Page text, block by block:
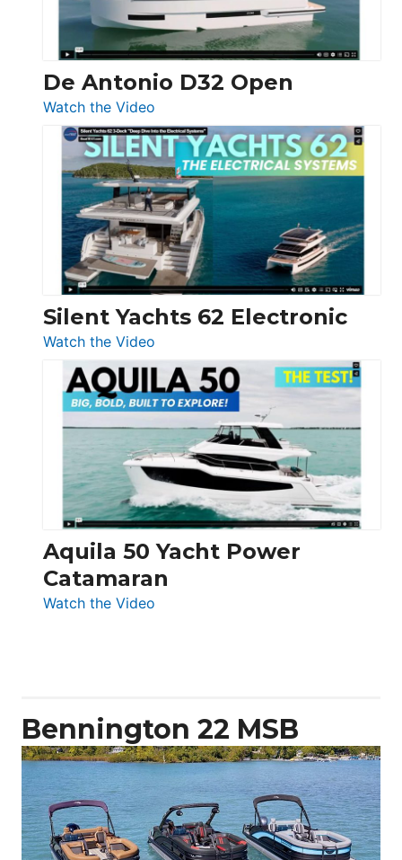
De Antonio D32 Open
Watch the Video
De
Antonio
D32
Open
Silent Yachts 62 Electronic
Watch the Video
Silent
Yachts
62
Electronic
Aquila 50 Yacht Power
Catamaran
Watch the Video
Bennington 22 MSB